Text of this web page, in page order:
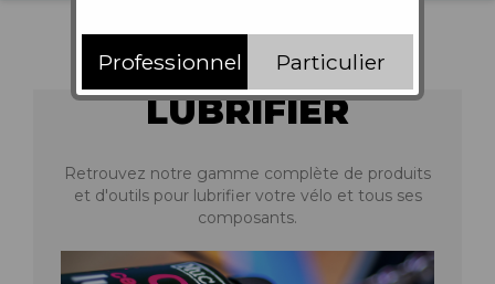
LUBRIFIER
Retrouvez notre gamme complète de produits
et d'outils pour lubrifier votre vélo et tous ses
composants.
Professionnel Particulier